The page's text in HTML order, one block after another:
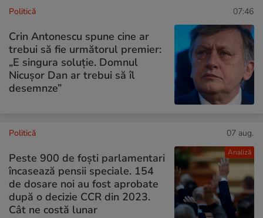
Politică 07:46
Crin Antonescu spune cine ar
trebui să fie următorul premier:
„E singura soluție. Domnul
Nicușor Dan ar trebui să îl
desemnze”
Analiză
Politică 07 aug.
Peste 900 de foști parlamentari
încasează pensii speciale. 154
de dosare noi au fost aprobate
după o decizie CCR din 2023.
Cât ne costă lunar